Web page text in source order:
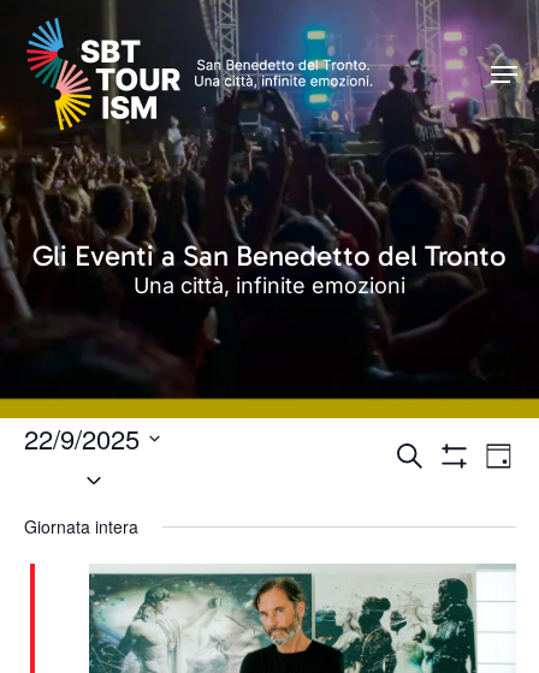
Skip
main
content
Gli Eventi a San Benedetto del Tronto
Una città, infinite emozioni
Eventi
e
viste
Cerca
22/9/2025
Seleziona
Giornata intera
Caricamento in corso...